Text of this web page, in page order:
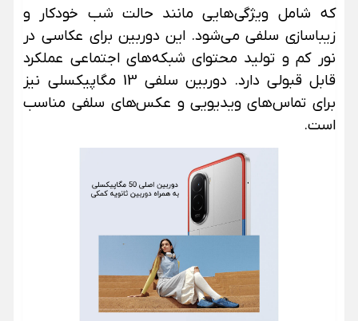
که شامل ویژگی‌هایی مانند حالت شب خودکار و
زیباسازی سلفی می‌شود. این دوربین برای عکاسی در
نور کم و تولید محتوای شبکه‌های اجتماعی عملکرد
قابل قبولی دارد. دوربین سلفی 13 مگاپیکسلی نیز
برای تماس‌های ویدیویی و عکس‌های سلفی مناسب
است.